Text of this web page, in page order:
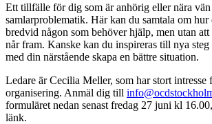
Ett tillfälle för dig som är anhörig eller nära
samlarproblematik. Här kan du samtala om hur
bredvid någon som behöver hjälp, men utan att
når fram. Kanske kan du inspireras till nya
med din närstående skapa en bättre situation.
Ledare är Cecilia Meller, som har stort intresse
organisering. Anmäl dig till
formuläret nedan senast fredag 27 juni kl
länk.